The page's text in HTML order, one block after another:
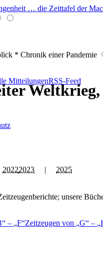
… die Zeittafel der
* Chronik einer Pandemie
MitteilungenRSS-Feed
20222023 | 2025
unsere
– F Zeitzeugen von G –
Weltkrieg,